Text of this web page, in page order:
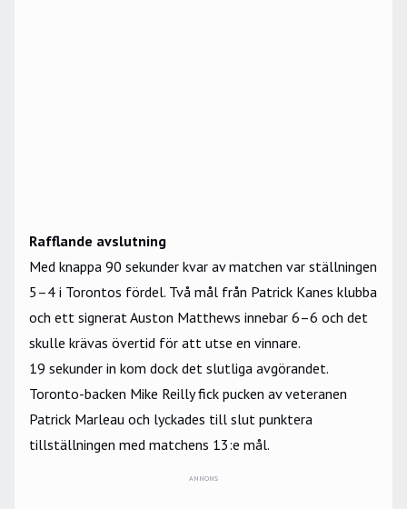
Rafflande avslutning
Med knappa 90 sekunder kvar av matchen var ställningen
5–4 i Torontos fördel. Två mål från Patrick Kanes klubba
och ett signerat Auston Matthews innebar 6–6 och det
skulle krävas övertid för att utse en vinnare.
19 sekunder in kom dock det slutliga avgörandet.
Toronto-backen Mike Reilly fick pucken av veteranen
Patrick Marleau och lyckades till slut punktera
tillställningen med matchens 13:e mål.
ANNONS